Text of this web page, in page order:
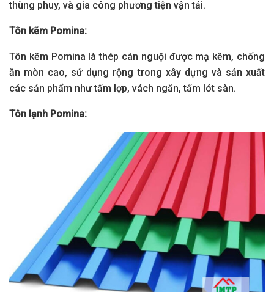
thùng phuy, và gia công phương tiện vận tải.
Tôn kẽm Pomina:
Tôn kẽm Pomina là thép cán nguội được mạ kẽm, chống
ăn mòn cao, sử dụng rộng trong xây dựng và sản xuất
các sản phẩm như tấm lợp, vách ngăn, tấm lót sàn.
Tôn lạnh Pomina: